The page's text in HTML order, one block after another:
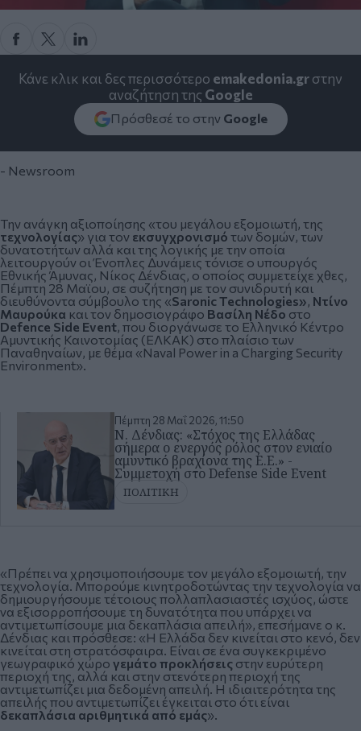
Κάνε κλικ και δες περισσότερο emakedonia.grστην
αναζήτηση της Google
Πρόσθεσέ το στην Google
- Newsroom
Την ανάγκη αξιοποίησης «του μεγάλου εξομοιωτή, της
τεχνολογίας» για τον εκσυγχρονισμό των δομών, των
δυνατοτήτων αλλά και της λογικής με την οποία
λειτουργούν οιΈνοπλες Δυνάμεις τόνισε ο υπουργός
Εθνικής Άμυνας, Νίκος Δένδιας, ο οποίος συμμετείχε χθες,
Πέμπτη 28 Μαϊου, σε συζήτηση με τον συνιδρυτή και
διευθύνοντα σύμβουλο της «Saronic Technologies», Ντίνο
Μαυρούκα και τον δημοσιογράφο Βασίλη Νέδο στο
Defence Side Event, που διοργάνωσε το Ελληνικό Κέντρο
Αμυντικής Καινοτομίας (ΕΛΚΑΚ) στο πλαίσιο των
Παναθηναίων, με θέμα «Naval Power in a Charging Security
Environment».
Πέμπτη 28 Μαΐ 2026, 11:50
Ν. Δένδιας: «Στόχος της Ελλάδας
σήμερα ο ενεργός ρόλος στον ενιαίο
αμυντικό βραχίονα της Ε.Ε.» -
Συμμετοχή στο Defense Side Event
ΠΟΛΙΤΙΚΗ
«Πρέπει να χρησιμοποιήσουμε τον μεγάλο εξομοιωτή, την
τεχνολογία. Μπορούμε κινητροδοτώντας την τεχνολογία να
δημιουργήσουμε τέτοιους πολλαπλασιαστές ισχύος, ώστε
να εξισορροπήσουμε τη δυνατότητα που υπάρχει να
αντιμετωπίσουμε μια δεκαπλάσια απειλή», επεσήμανε ο κ.
Δένδιας και πρόσθεσε: «Η Ελλάδα δεν κινείται στο κενό, δεν
κινείται στη στρατόσφαιρα. Είναι σε ένα συγκεκριμένο
γεωγραφικό χώρο γεμάτο προκλήσεις στην ευρύτερη
περιοχή της, αλλά και στην στενότερη περιοχή της
αντιμετωπίζει μια δεδομένη απειλή. Η ιδιαιτερότητα της
απειλής που αντιμετωπίζει έγκειται στο ότι είναι
δεκαπλάσια αριθμητικά από εμάς».